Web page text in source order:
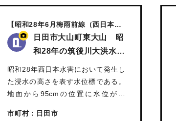
【昭和28年6月梅雨前線（西日本水
害）】
日田市大山町東大山 昭
和28年の筑後川大洪水
水位…
昭和28年西日本水害において発生し
た浸水の高さを表す水位標である。
地面から95cmの位置に水位が示
市町村：日田市